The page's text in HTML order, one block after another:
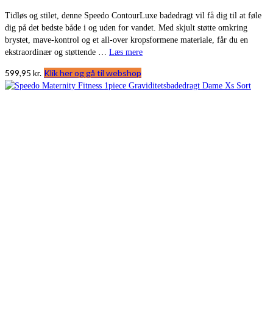
Tidløs og stilet, denne Speedo ContourLuxe badedragt vil få dig til at føle
dig på det bedste både i og uden for vandet. Med skjult støtte omkring
brystet, mave-kontrol og et all-over kropsformene materiale, får du en
ekstraordinær og støttende … Læs mere
599,95 kr. Klik her og gå til webshop